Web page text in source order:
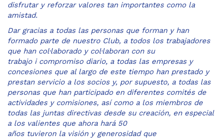
disfrutar y reforzar valores tan importantes como la
amistad.
Dar gracias a todas las personas que forman y han
formado parte de nuestro Club, a todos los trabajadores
que han col·laborado y col·laboran con su
trabajo i compromiso diario, a todas las empresas y
concesiones que al largo de este tiempo han prestado y
prestan servicio a los socios y, por supuesto, a todas las
personas que han participado en diferentes comités de
actividades y comisiones, así como a los miembros de
todas las juntas directivas desde su creación, en especial
a los valientes que ahora hará 50
años tuvieron la visión y generosidad que